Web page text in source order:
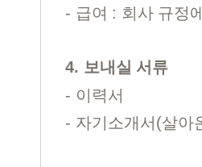
- 급여 : 회사 규정
4. 보내실 서류
- 이력서
- 자기소개서 (살아